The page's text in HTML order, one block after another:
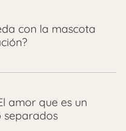
con la mascota
amor que es un
separados